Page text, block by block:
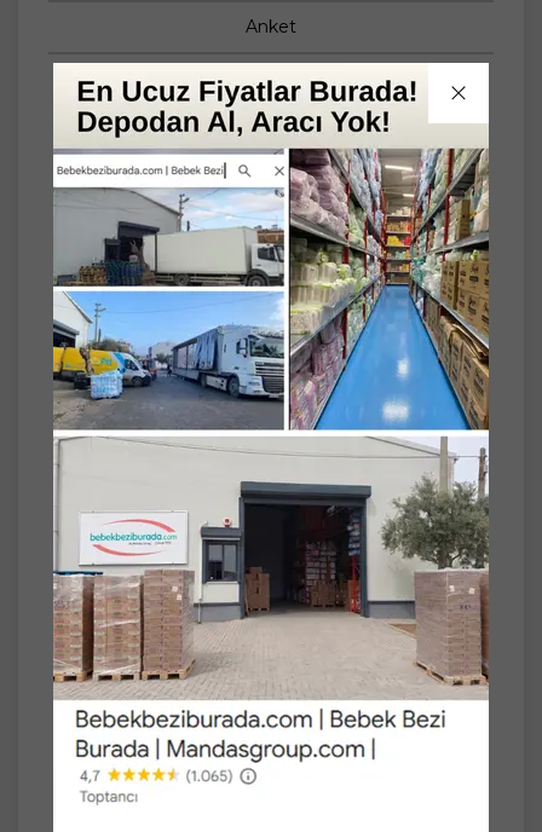
Anket
SET 3'lü
Getwell Ateş Ölçer Kızıl Ötesi Alından -
Temassız - Uzaktan (Yetişkin & Bebek &
Çocuk) (3 Lü Set)
Getwell Kızıl Ötesi Temassız Ateş Ölçer;
bebek, çocuk ve yetişkinlerde pratik kullanım
sunan dijital ölçüm cihazıdır. Temassız ölçüm
teknolojisi sayesinde hijyenik kullanım
deneyimi sağlar. Alından kısa sürede ölçüm
yapabilen yapısı ile evde günlük kullanım için
uygundur.
Öne Çıkan Özellikler
- 1 saniyede hızlı ölçüm
- Temassız kızıl ötesi ölçüm teknolojisi
- Bebek, çocuk ve yetişkin kullanımına uygun
- 32 ölçüm hafızası
- 3 renkli ateş uyarı göstergesi
- °C / °F değiştirilebilir kullanım
- Yüksek sıcaklık uyarısı
- Hem vücut hem nesne sıcaklığı ölçebilme
- Kolay okunabilir dijital ekran
- Otomatik kapanma fonksiyonu
- Ergonomik ve hafif tasarım